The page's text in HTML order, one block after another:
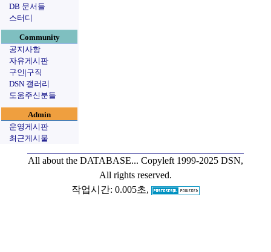
DB 문서들
스터디
Community
공지사항
자유게시판
구인|구직
DSN 갤러리
도움주신분들
Admin
운영게시판
최근게시물
All about the DATABASE... Copyleft 1999-2025 DSN,
All rights reserved.
작업시간: 0.005초,